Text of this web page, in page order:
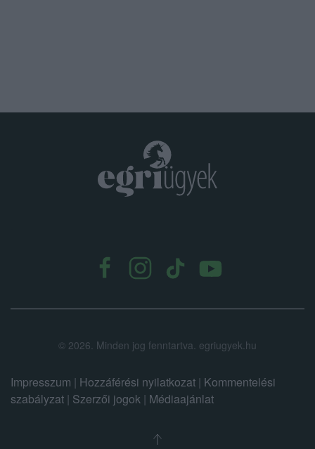
© 2026. Minden jog fenntartva. egriugyek.hu
Impresszum | Hozzáférési nyilatkozat | Kommentelési
szabályzat | Szerzői jogok | Médiaajánlat